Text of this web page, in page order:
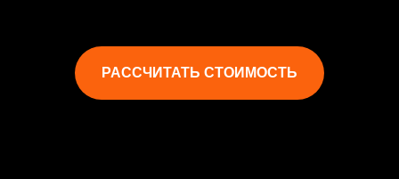
РАССЧИТАТЬ СТОИМОСТЬ